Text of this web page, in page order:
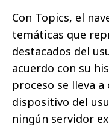
Con Topics, el
temáticas que
destacados del
acuerdo con su
proceso se lleva
dispositivo del
ningún servidor